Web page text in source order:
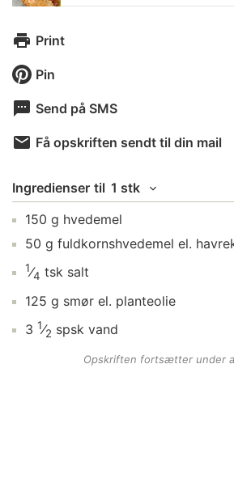
Print
Pin
Send på SMS
Få opskriften sendt til din mail
Ingredienser til 1 stk
150 g hvedemel
50 g fuldkornshvedemel el.
1⁄4 tsk salt
125 g smør el. planteolie
3 1⁄2 spsk vand
Opskriften fortsætter under